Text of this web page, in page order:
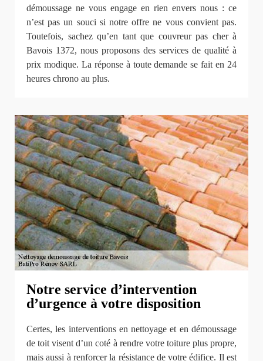
démoussage ne vous engage en rien envers nous : ce
n’est pas un souci si notre offre ne vous convient pas.
Toutefois, sachez qu’en tant que couvreur pas cher à
Bavois 1372, nous proposons des services de qualité à
prix modique. La réponse à toute demande se fait en 24
heures chrono au plus.
Notre service d’intervention
d’urgence à votre disposition
Certes, les interventions en nettoyage et en démoussage
de toit visent d’un coté à rendre votre toiture plus propre,
mais aussi à renforcer la résistance de votre édifice. Il est